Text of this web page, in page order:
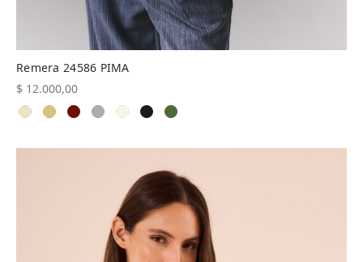
Remera 24586 PIMA
$ 12.000,00